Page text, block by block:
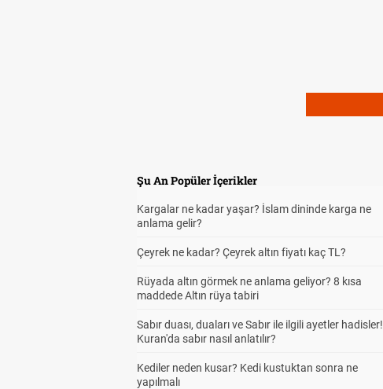
Şu An Popüler İçerikler
Kargalar ne kadar yaşar? İslam dininde karga ne
anlama gelir?
Çeyrek ne kadar? Çeyrek altın fiyatı kaç TL?
Rüyada altın görmek ne anlama geliyor? 8 kısa
maddede Altın rüya tabiri
Sabır duası, duaları ve Sabır ile ilgili ayetler hadisler!
Kuran'da sabır nasıl anlatılır?
Kediler neden kusar? Kedi kustuktan sonra ne
yapılmalı